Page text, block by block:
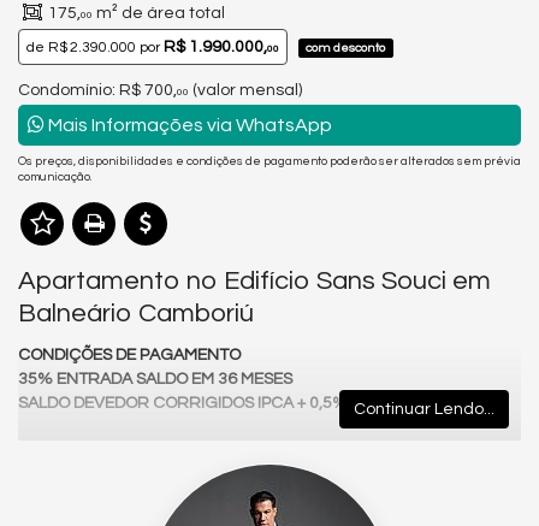
175,00 m² de área total
de R$ 2.390.000 porR$ 1.990.000,00 com desconto
Condomínio: R$ 700, 00 (valor mensal)
Mais Informações via WhatsApp
Os preços, disponibilidades e condições de pagamento poderão ser alterados sem prévia
comunicação.
Apartamento no Edifício Sans Souci em
Balneário Camboriú
CONDIÇÕES DE PAGAMENTO
35% ENTRADA SALDO EM 36 MESES
SALDO DEVEDOR CORRIGIDOS IPCA + 0,5% A.M
Camboriú, na região da Rua 600
uma área extremamente valorizada pela proximidade com
Continuar Lendo...